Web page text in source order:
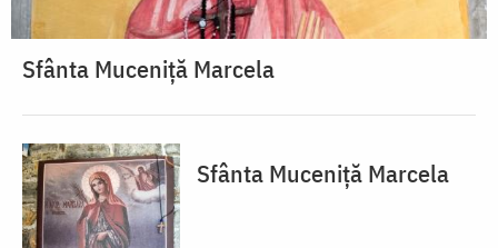
Sfânta Muceniță Marcela
Sfânta Muceniță Marcela